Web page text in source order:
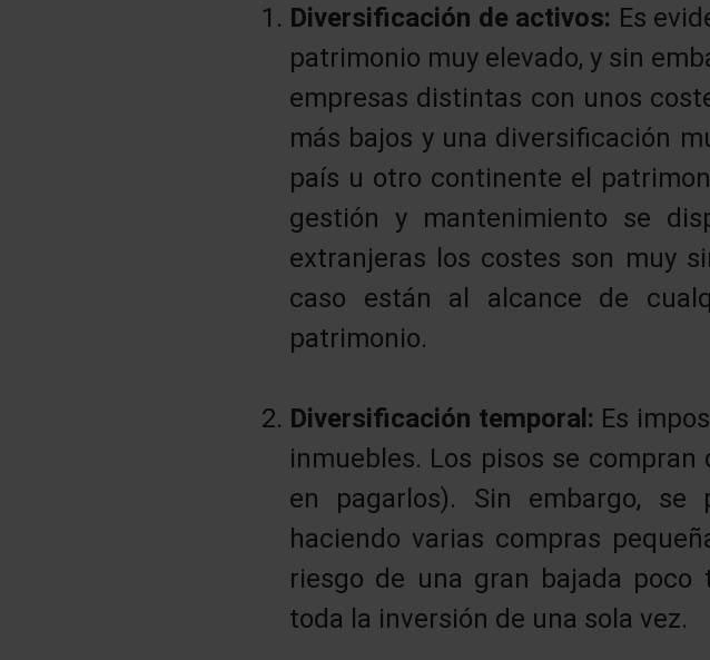
Diversificación de activos: Es
patrimonio muy elevado, y sin
empresas distintas con unos
más bajos y una diversificación
país u otro continente el
gestión y mantenimiento se
extranjeras los costes son muy
caso están al alcance de
patrimonio.
Diversificación temporal: Es
inmuebles. Los pisos se
en pagarlos). Sin embargo,
haciendo varias compras
riesgo de una gran bajada poco
toda la inversión de una sola vez.